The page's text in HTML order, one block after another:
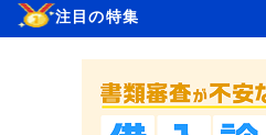
注目の特集